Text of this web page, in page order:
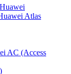
Atlas
AC (Access